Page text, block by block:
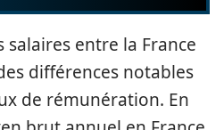
salaires entre la France
différences notables
de rémunération. En